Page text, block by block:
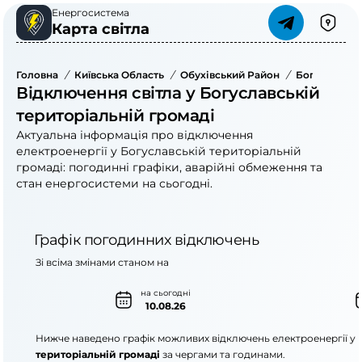
Енергосистема
Карта світла
Головна / Київська Область / Обухівський Район /
Відключення світла у Богуславській
територіальній громаді
Актуальна інформація про відключення
електроенергії у Богуславській територіальній
громаді: погодинні графіки, аварійні обмеження та
стан енергосистеми на сьогодні.
Графік погодинних відключень
на сьогодні
10.08.26
Зі всіма змінами станом на
Нижче наведено графік можливих відключень електроенергії у
територіальній громаді за чергами та годинами.